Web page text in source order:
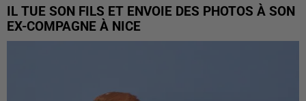
IL TUE SON FILS ET ENVOIE DES PHOTOS À SON
EX-COMPAGNE À NICE